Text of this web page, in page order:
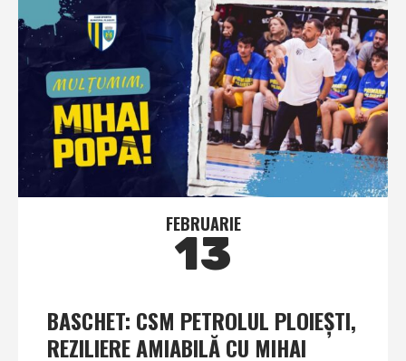
FEBRUARIE
13
BASCHET: CSM PETROLUL PLOIEŞTI,
REZILIERE AMIABILĂ CU MIHAI